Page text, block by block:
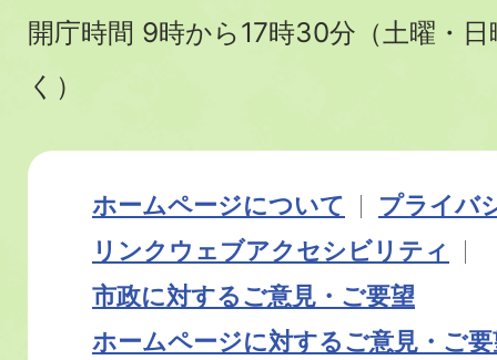
開庁時間 9時から17時30分（土曜・
く）
ホームページについて
プライバ
リンク ウェブアクセシビリティ
市政に対するご意見・ご要望
ホームページに対するご意見・ご